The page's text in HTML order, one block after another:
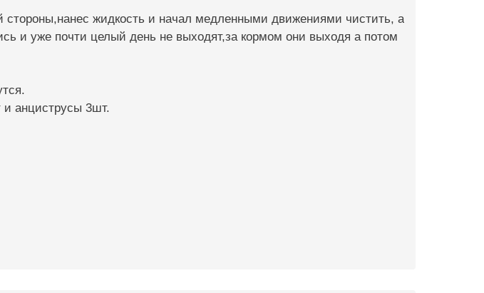
стороны,нанес жидкость и начал медленными движениями чистить, а
и уже почти целый день не выходят,за кормом они выходя а потом
и анциструсы 3шт.